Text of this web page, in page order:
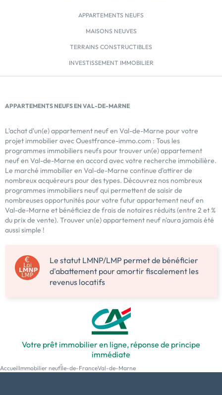
APPARTEMENTS NEUFS
MAISONS NEUVES
TERRAINS CONSTRUCTIBLES
INVESTISSEMENT IMMOBILIER
APPARTEMENTS NEUFS EN VAL-DE-MARNE
L'achat d'un(e) appartement neuf en Val-de-Marne pour votre
projet immobilier avec Ouestfrance-immo.com : Tous les
programmes immobiliers neufs pour trouver un(e) appartement
neuf en Val-de-Marne en accord avec votre recherche immobilière.
Le marché immobilier en Val-de-Marne continue d'attirer de
nombreux acquéreurs pour des types. Découvrez nos nombreux
programmes immobiliers neuf qui permettent de saisir de
nombreuses opportunités pour votre futur appartement neuf en
Val-de-Marne et bénéficiez de frais de notaires réduits (entre 2 et %
du prix de vente). Trouver un(e) appartement neuf n'aura jamais été
aussi simple !
Le statut LMNP/LMP permet de bénéficier
d'abattement pour amortir fiscalement les
revenus locatifs
Votre prêt immobilier en ligne, réponse de principe
immédiate
AccueilImmobilier neufÎle-de-FranceVal-de-Marne